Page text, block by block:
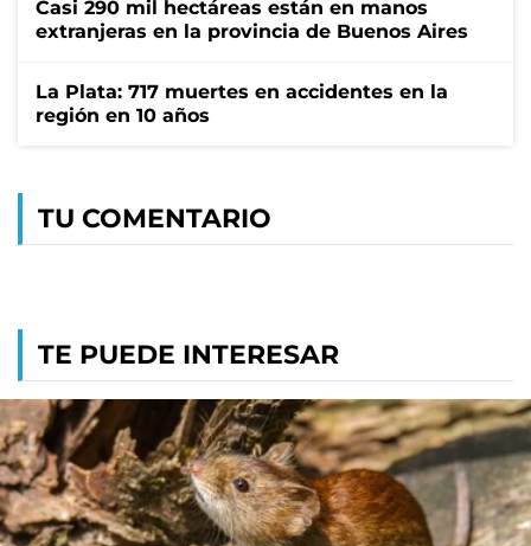
Casi 290 mil hectáreas están en manos
extranjeras en la provincia de Buenos Aires
La Plata: 717 muertes en accidentes en la
región en 10 años
TU COMENTARIO
TE PUEDE INTERESAR